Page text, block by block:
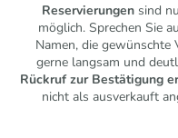
Reservierungensind
möglich. Sprechen Sie
Namen, die
gerne langsam und
Rückruf zur Bestätigung
nicht als ausverkauft